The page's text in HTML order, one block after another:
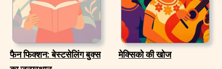
फैन फिक्शन: बेस्टसेलिंग बुक्स
मेक्सिको की खोज